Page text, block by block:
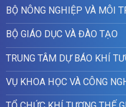
BỘ NÔNG NGHIỆP VÀ MÔI
BỘ GIÁO DỤC VÀ ĐÀO TẠO
TRUNG TÂM DỰ BÁO KHÍ
VỤ KHOA HỌC VÀ CÔNG